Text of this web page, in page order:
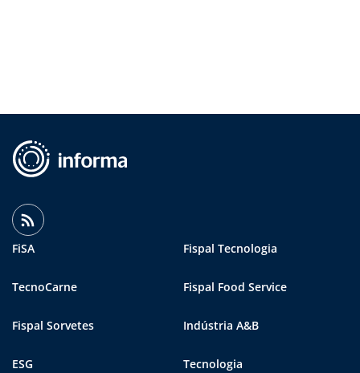
FiSA Fispal Tecnologia
TecnoCarne Fispal Food Service
Fispal Sorvetes Indústria A&B
ESG Tecnologia